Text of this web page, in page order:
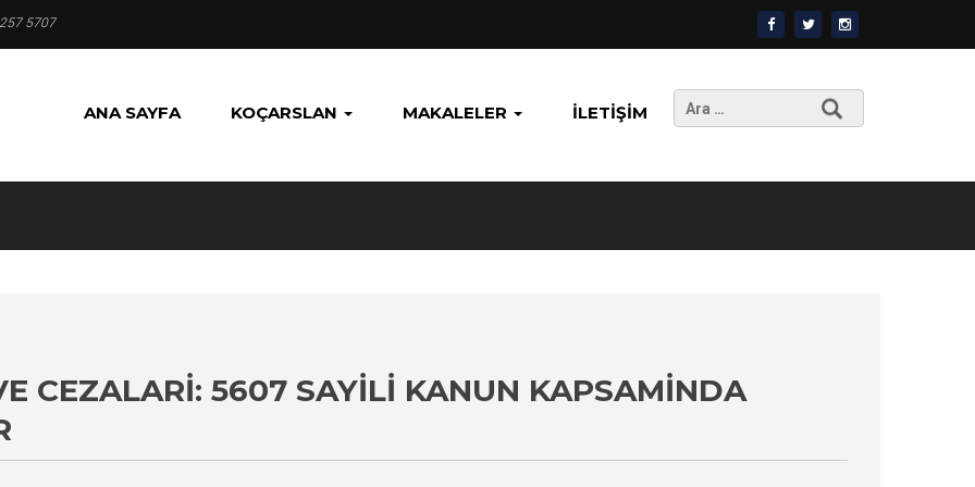
5707
ANA SAYFA KOÇARSLAN MAKALELER İLETIŞIM
Arama:
CEZALARI: 5607 SAYILI KANUN KAPSAMINDA